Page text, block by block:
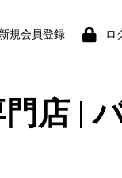
新規会員登録 ロ
店 |